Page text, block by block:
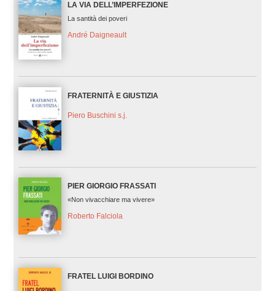
LA VIA DELL’IMPERFEZIONE
La santità dei poveri
André Daigneault
FRATERNITÀ E GIUSTIZIA
Piero Buschini s.j.
PIER GIORGIO FRASSATI
«Non vivacchiare ma vivere»
Roberto Falciola
FRATEL LUIGI BORDINO